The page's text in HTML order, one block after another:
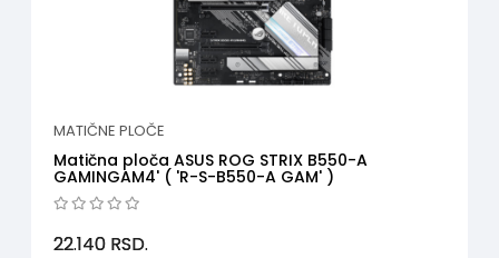
MATIČNE PLOČE
Matična ploča ASUS ROG STRIX B550-A
GAMINGAM4' ( 'R-S-B550-A GAM' )
22.140 RSD.